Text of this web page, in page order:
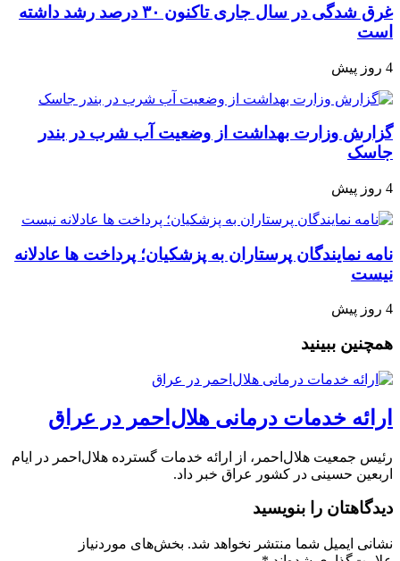
غرق شدگی در سال جاری تاکنون ۳۰ درصد رشد داشته
است
4 روز پیش
گزارش وزارت بهداشت از وضعیت آب شرب در بندر
جاسک
4 روز پیش
نامه نمایندگان پرستاران به پزشکیان؛ پرداخت ها عادلانه
نیست
4 روز پیش
همچنین ببینید
ارائه خدمات درمانی هلال‌احمر در عراق
رئیس جمعیت هلال‌احمر، از ارائه خدمات گسترده هلال‌احمر در ایام
اربعین حسینی در کشور عراق خبر داد.
دیدگاهتان را بنویسید
نشانی ایمیل شما منتشر نخواهد شد. بخش‌های موردنیاز